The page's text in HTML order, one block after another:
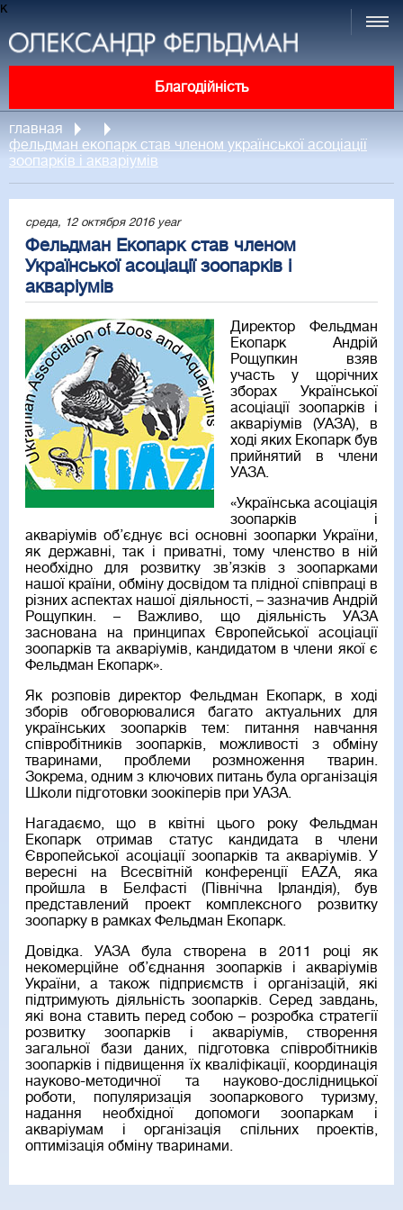
к
Благодійність
главная
фельдман екопарк став членом української асоціації
зоопарків і акваріумів
среда, 12 октября 2016 year
Фельдман Екопарк став членом
Української асоціації зоопарків і
акваріумів
Директор Фельдман
Екопарк Андрій
Рощупкин взяв
участь у щорічних
зборах Української
асоціації зоопарків і
акваріумів (УАЗА), в
ході яких Екопарк був
прийнятий в члени
УАЗА.
«Українська асоціація
зоопарків і
акваріумів об’єднує всі основні зоопарки України,
як державні, так і приватні, тому членство в ній
необхідно для розвитку зв’язків з зоопарками
нашої країни, обміну досвідом та плідної співпраці в
різних аспектах нашої діяльності, – зазначив Андрій
Рощупкин. – Важливо, що діяльність УАЗА
заснована на принципах Європейської асоціації
зоопарків та акваріумів, кандидатом в члени якої є
Фельдман Екопарк».
Як розповів директор Фельдман Екопарк, в ході
зборів обговорювалися багато актуальних для
українських зоопарків тем: питання навчання
співробітників зоопарків, можливості з обміну
тваринами, проблеми розмноження тварин.
Зокрема, одним з ключових питань була організація
Школи підготовки зоокіперів при УАЗА.
Нагадаємо, що в квітні цього року Фельдман
Екопарк отримав статус кандидата в члени
Європейської асоціації зоопарків та акваріумів. У
вересні на Всесвітній конференції EAZA, яка
пройшла в Белфасті (Північна Ірландія), був
представлений проект комплексного розвитку
зоопарку в рамках Фельдман Екопарк.
Довідка. УАЗА була створена в 2011 році як
некомерційне об’єднання зоопарків і акваріумів
України, а також підприємств і організацій, які
підтримують діяльність зоопарків. Серед завдань,
які вона ставить перед собою – розробка стратегії
розвитку зоопарків і акваріумів, створення
загальної бази даних, підготовка співробітників
зоопарків і підвищення їх кваліфікації, координація
науково-методичної та науково-дослідницької
роботи, популяризація зоопаркового туризму,
надання необхідної допомоги зоопаркам і
акваріумам і організація спільних проектів,
оптимізація обміну тваринами.